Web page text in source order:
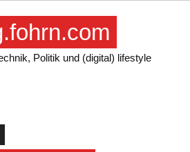
Politik und (digital) lifestyle